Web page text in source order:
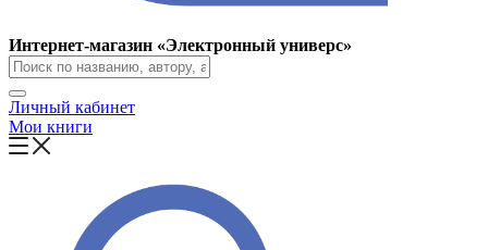
Интернет-магазин «Электронный универс»
Личный кабинет
Мои книги